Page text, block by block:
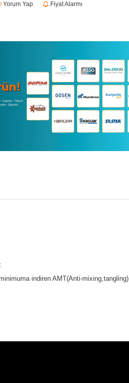
Yorum Yap Fiyat Alarmı
indiren AMT(Anti-mixing,tangling)